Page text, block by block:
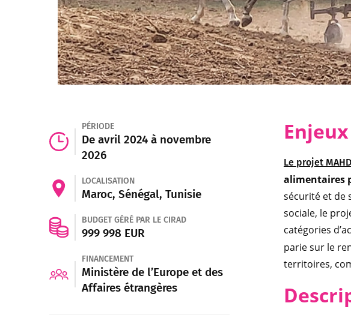
PÉRIODE
De avril 2024 à novembre
2026
LOCALISATION
Maroc, Sénégal, Tunisie
BUDGET GÉRÉ PAR LE CIRAD
999 998 EUR
FINANCEMENT
Ministère de l’Europe et des
Affaires étrangères
Enjeux
Le projet
alimentaires
sécurité et de
sociale, le
catégories
parie sur le
territoires,